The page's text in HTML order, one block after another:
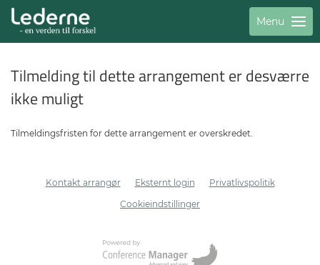
Menu
Tilmelding til dette arrangement er desværre
ikke muligt
Tilmeldingsfristen for dette arrangement er overskredet.
Kontakt arrangør Eksternt login
Privatlivspolitik
Cookieindstillinger